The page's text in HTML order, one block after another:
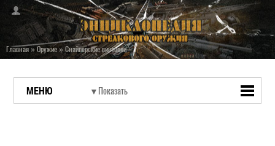
Главная»Оружие» Снайперские винтовки
МЕНЮ